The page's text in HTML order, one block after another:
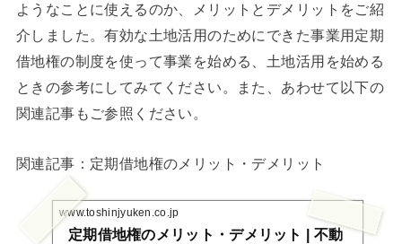
ようなことに使えるのか、メリットとデメリットをご紹
介しました。有効な土地活用のためにできた事業用定期
借地権の制度を使って事業を始める、土地活用を始める
ときの参考にしてみてください。また、あわせて以下の
関連記事もご参照ください。
関連記事：定期借地権のメリット・デメリット
www.toshinjyuken.co.jp
定期借地権のメリット・デメリット | 不動